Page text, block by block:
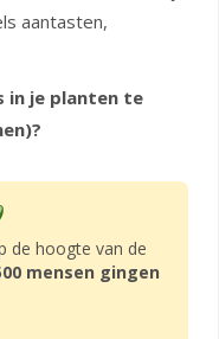
aantasten,
in je planten te
de hoogte van de
mensen gingen